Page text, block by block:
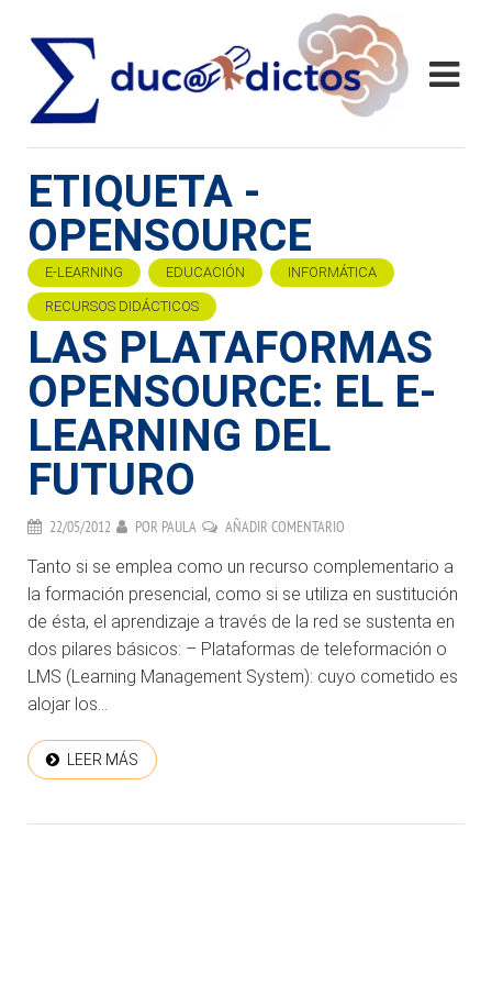
ETIQUETA -
OPENSOURCE
E-LEARNING EDUCACIÓN INFORMÁTICA
RECURSOS DIDÁCTICOS
LAS PLATAFORMAS
OPENSOURCE: EL E-
LEARNING DEL
FUTURO
22/05/2012 POR PAULA AÑADIR COMENTARIO
Tanto si se emplea como un recurso complementario a
la formación presencial, como si se utiliza en sustitución
de ésta, el aprendizaje a través de la red se sustenta en
dos pilares básicos: – Plataformas de teleformación o
LMS (Learning Management System): cuyo cometido es
alojar los...
LEER MÁS